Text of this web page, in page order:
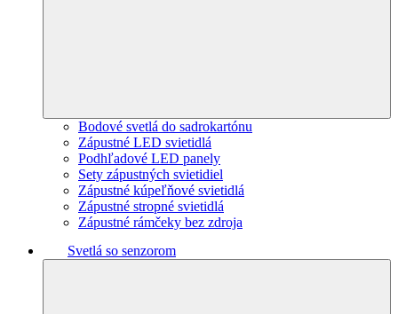
Bodové svetlá do sadrokartónu
Zápustné LED svietidlá
Podhľadové LED panely
Sety zápustných svietidiel
Zápustné kúpeľňové svietidlá
Zápustné stropné svietidlá
Zápustné rámčeky bez zdroja
Svetlá so senzorom